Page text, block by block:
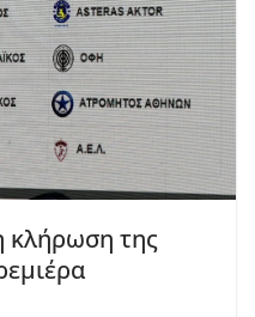
κλήρωση της